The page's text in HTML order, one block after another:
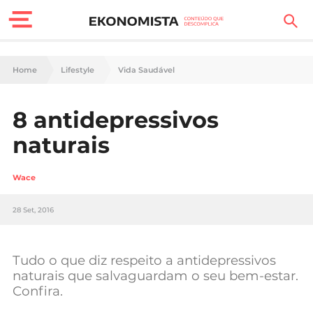
Finanças Pessoais
Carreira
Tecnologia
Negócios
Home Lifestyle Vida Saudável
8 antidepressivos
naturais
Wace
28 Set, 2016
Tudo o que diz respeito a antidepressivos
naturais que salvaguardam o seu bem-estar.
Confira.